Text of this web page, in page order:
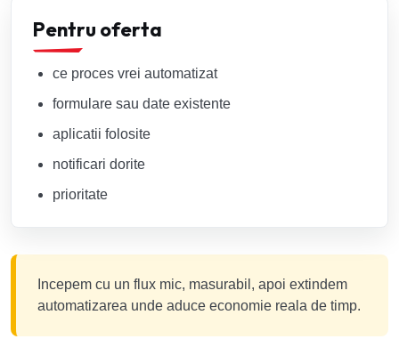
Pentru oferta
ce proces vrei automatizat
formulare sau date existente
aplicatii folosite
notificari dorite
prioritate
Incepem cu un flux mic, masurabil, apoi extindem
automatizarea unde aduce economie reala de timp.